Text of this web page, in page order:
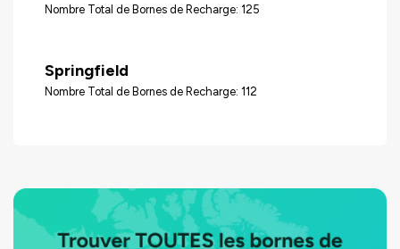
Nombre Total de Bornes de Recharge: 125
Springfield
Nombre Total de Bornes de Recharge: 112